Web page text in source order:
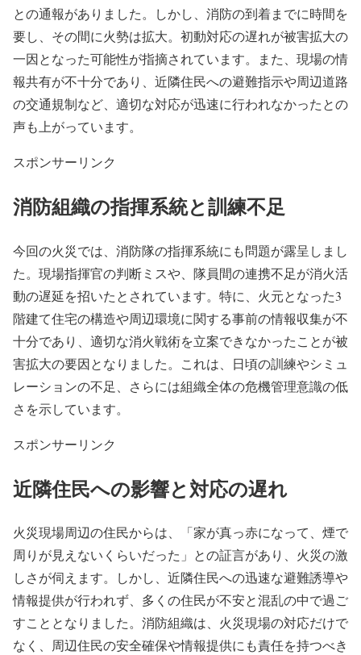
との通報がありました。しかし、消防の到着までに時間を
要し、その間に火勢は拡大。初動対応の遅れが被害拡大の
一因となった可能性が指摘されています。また、現場の情
報共有が不十分であり、近隣住民への避難指示や周辺道路
の交通規制など、適切な対応が迅速に行われなかったとの
声も上がっています。
スポンサーリンク
消防組織の指揮系統と訓練不足
今回の火災では、消防隊の指揮系統にも問題が露呈しまし
た。現場指揮官の判断ミスや、隊員間の連携不足が消火活
動の遅延を招いたとされています。特に、火元となった3
階建て住宅の構造や周辺環境に関する事前の情報収集が不
十分であり、適切な消火戦術を立案できなかったことが被
害拡大の要因となりました。これは、日頃の訓練やシミュ
レーションの不足、さらには組織全体の危機管理意識の低
さを示しています。
スポンサーリンク
近隣住民への影響と対応の遅れ
火災現場周辺の住民からは、「家が真っ赤になって、煙で
周りが見えないくらいだった」との証言があり、火災の激
しさが伺えます。しかし、近隣住民への迅速な避難誘導や
情報提供が行われず、多くの住民が不安と混乱の中で過ご
すこととなりました。消防組織は、火災現場の対応だけで
なく、周辺住民の安全確保や情報提供にも責任を持つべき